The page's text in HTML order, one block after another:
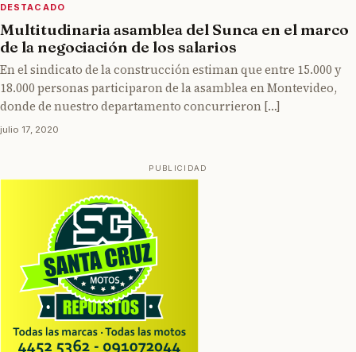
DESTACADO
Multitudinaria asamblea del Sunca en el marco
de la negociación de los salarios
En el sindicato de la construcción estiman que entre 15.000 y
18.000 personas participaron de la asamblea en Montevideo,
donde de nuestro departamento concurrieron […]
julio 17, 2020